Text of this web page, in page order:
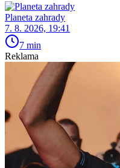
Planeta zahrady
7. 8. 2026, 19:41
7 min
Reklama